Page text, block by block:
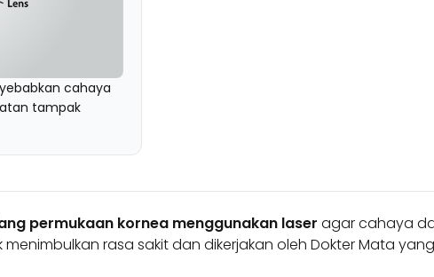
cahaya
tampak
permukaan kornea menggunakan laser agar cahaya
menimbulkan rasa sakit dan dikerjakan oleh Dokter Mata